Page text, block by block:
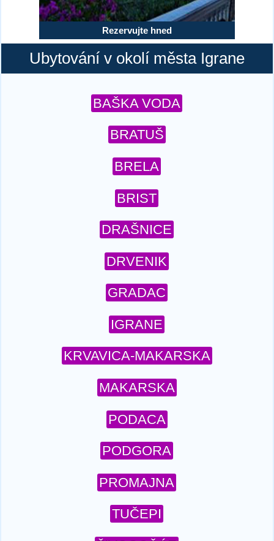
Rezervujte hned
Ubytování v okolí města Igrane
BAŠKA VODA
BRATUŠ
BRELA
BRIST
DRAŠNICE
DRVENIK
GRADAC
IGRANE
KRVAVICA-MAKARSKA
MAKARSKA
PODACA
PODGORA
PROMAJNA
TUČEPI